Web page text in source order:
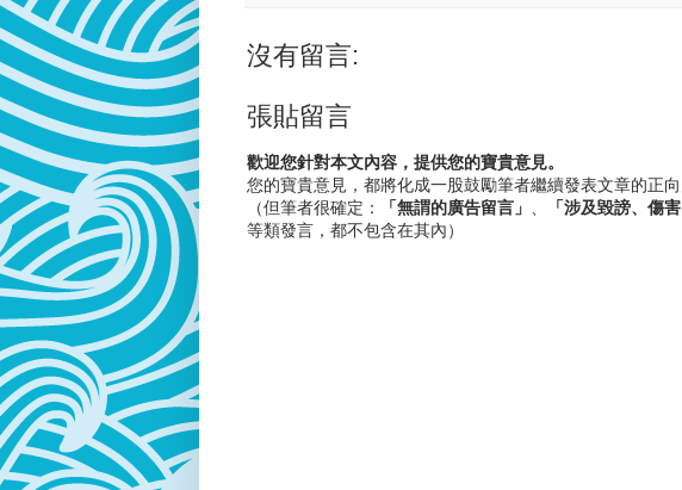
沒有留言:
張貼留言
歡迎您針對本文內容，提供您的寶貴意見。
您的寶貴意見，都將化成一股鼓勵筆者繼續發表文章的正向
（但筆者很確定：
「無謂的廣告留言」 「涉及毀謗、傷
等類發言，都不包含在其內）